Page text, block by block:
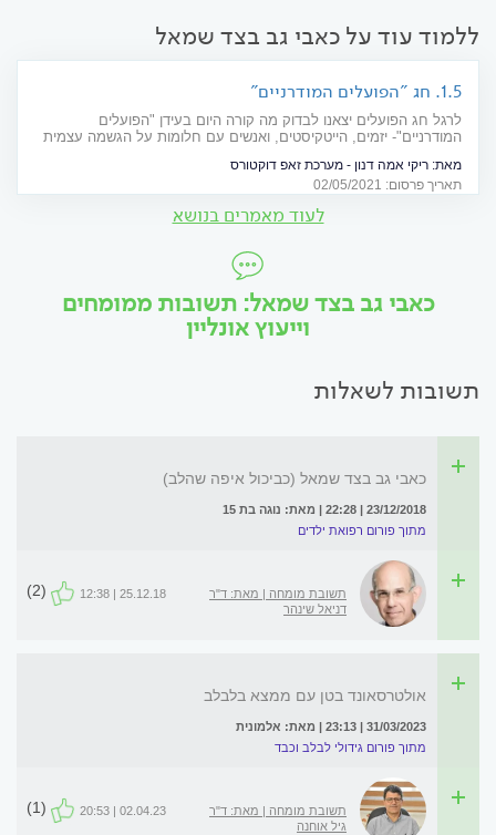
ללמוד עוד על כאבי גב בצד שמאל
1.5. חג "הפועלים המודרניים"
לרגל חג הפועלים יצאנו לבדוק מה קורה היום בעידן "הפועלים
המודרניים"- יזמים, הייטקיסטים, ואנשים עם חלומות על הגשמה עצמית
מאירי, פסיכולוג תעסוקתי. מחבר הספר "המגפה השקטה במקומות
העבודה"
מאת: ריקי אמה דנון - מערכת זאפ דוקטורס
תאריך פרסום: 02/05/2021
לעוד מאמרים בנושא
כאבי גב בצד שמאל: תשובות ממומחים
וייעוץ אונליין
תשובות לשאלות
כאבי גב בצד שמאל (כביכול איפה שהלב)
23/12/2018 | 22:28 | מאת: נוגה בת 15
מתוך פורום רפואת ילדים
תשובת מומחה | מאת: ד"ר
דניאל שינהר
25.12.18 | 12:38
(2)
אולטרסאונד בטן עם ממצא בלבלב
31/03/2023 | 23:13 | מאת: אלמונית
מתוך פורום גידולי לבלב וכבד
תשובת מומחה | מאת: ד"ר
גיל אוחנה
02.04.23 | 20:53
(1)